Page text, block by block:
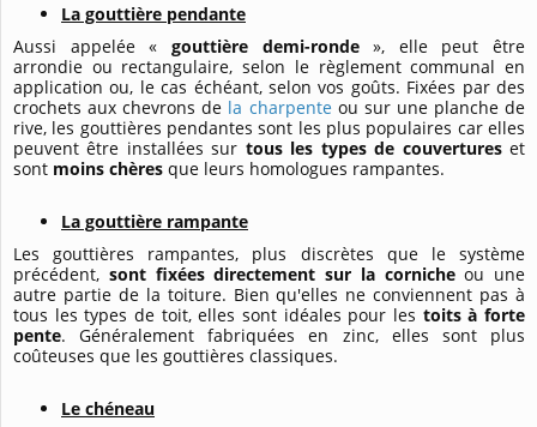
La gouttière pendante
Aussi appelée « gouttière demi-ronde», elle peut être
arrondie ou rectangulaire, selon le règlement communal en
application ou, le cas échéant, selon vos goûts. Fixées par des
crochets aux chevrons de la charpenteou sur une planche de
rive, les gouttières pendantes sont les plus populaires car elles
peuvent être installées sur tous les types de couvertureset
sont moins chères que leurs homologues rampantes.
La gouttière rampante
Les gouttières rampantes, plus discrètes que le système
précédent, sont fixées directement sur la cornicheou une
autre partie de la toiture. Bien qu'elles ne conviennent pas à
tous les types de toit, elles sont idéales pour les toits à forte
pente. Généralement fabriquées en zinc, elles sont plus
coûteuses que les gouttières classiques.
Le chéneau